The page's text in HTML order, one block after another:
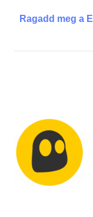
Ragadd meg a